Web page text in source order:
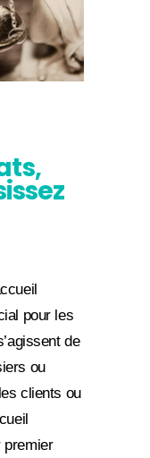
pour les
de
ou
clients ou
premier